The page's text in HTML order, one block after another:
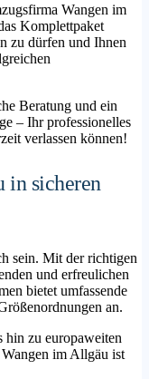
Wangen im
Komplettpaket
zu dürfen und Ihnen
Beratung und ein
– Ihr professionelles
verlassen können!
in sicheren
sein. Mit der richtigen
und erfreulichen
bietet umfassende
an.
hin zu europaweiten
im Allgäu ist